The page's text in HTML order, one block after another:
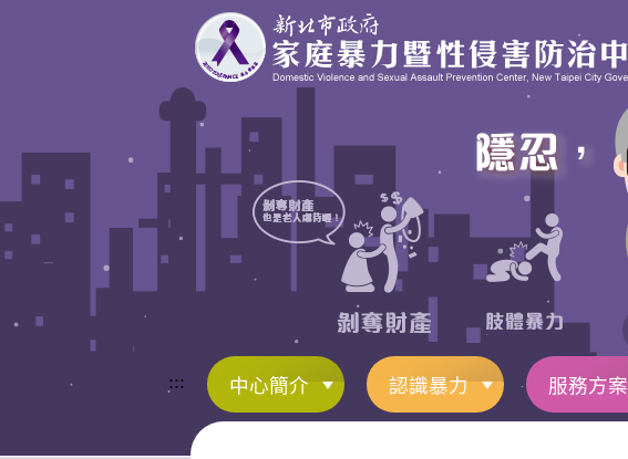
::: 中心簡介 認識暴力 服務方案